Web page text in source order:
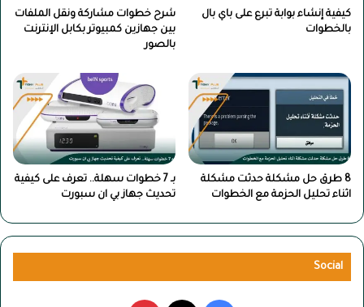
كيفية إنشاء بوابة تبرع على باي بال
بالخطوات
شرح خطوات مشاركة ونقل الملفات
بين جهازين كمبيوتر بكابل الإنترنت
بالصور
8 طرق حل مشكلة حدثت مشكلة
اثناء تحليل الحزمة مع الخطوات
بـ 7 خطوات سهلة.. تعرف على كيفية
تحديث جهاز بي ان سبورت
Social